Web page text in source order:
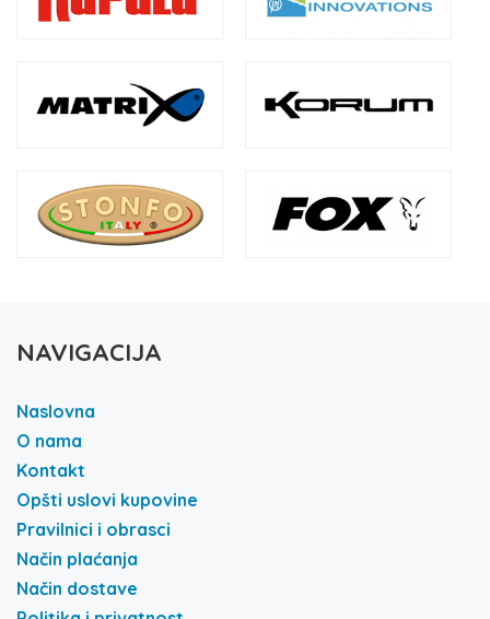
NAVIGACIJA
Naslovna
O nama
Kontakt
Opšti uslovi kupovine
Pravilnici i obrasci
Način plaćanja
Način dostave